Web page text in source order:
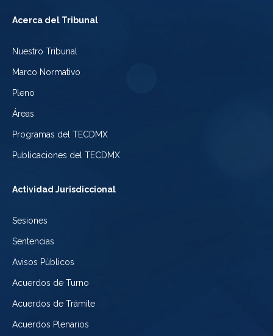
Acerca del Tribunal
Nuestro Tribunal
Marco Normativo
Pleno
Áreas
Programas del TECDMX
Publicaciones del TECDMX
Actividad Jurisdiccional
Sesiones
Sentencias
Avisos Públicos
Acuerdos de Turno
Acuerdos de Trámite
Acuerdos Plenarios